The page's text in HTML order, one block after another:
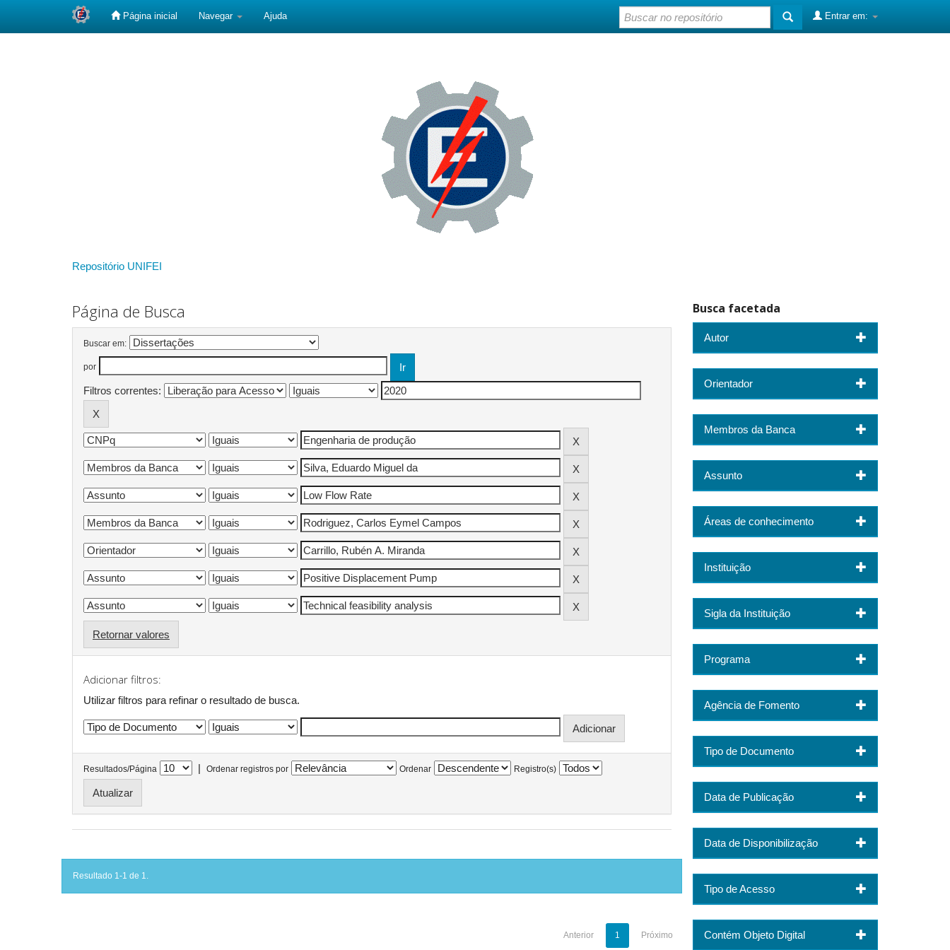
Página inicial Navegar Ajuda Entrar em:
Repositório UNIFEI
Página de Busca
Buscar em:
por
Filtros correntes:
Retornar valores
Adicionar filtros:
Utilizar filtros para refinar o resultado de busca.
Resultados/Página | Ordenar registros por Ordenar Registro(s)
Resultado 1-1 de 1.
Anterior 1 Próximo
Busca facetada
Autor
Orientador
Membros da Banca
Assunto
Áreas de conhecimento
Instituição
Sigla da Instituição
Programa
Agência de Fomento
Tipo de Documento
Data de Publicação
Data de Disponibilização
Tipo de Acesso
Contém Objeto Digital